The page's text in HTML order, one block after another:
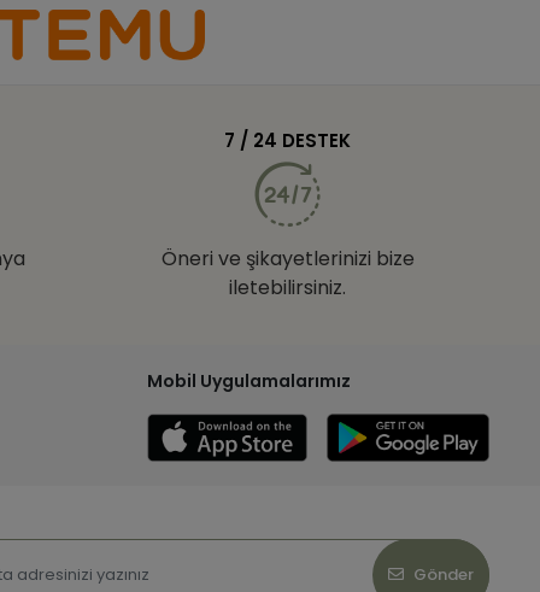
7 / 24 DESTEK
Öneri ve şikayetlerinizi bize
iletebilirsiniz.
Mobil Uygulamalarımız
Gönder